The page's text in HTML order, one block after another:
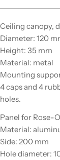
Ceiling canopy,
Diameter: 120
Height: 35 mm
Material: metal
Mounting
4 caps and 4
holes.
Panel for Rose-
Material:
Side: 200 mm
Hole diameter: